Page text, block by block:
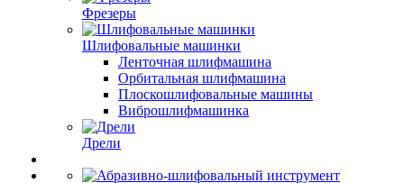
Фрезеры
Шлифовальные машинки
Ленточная шлифмашина
Орбитальная шлифмашина
Плоскошлифовальные машины
Виброшлифмашинка
Дрели